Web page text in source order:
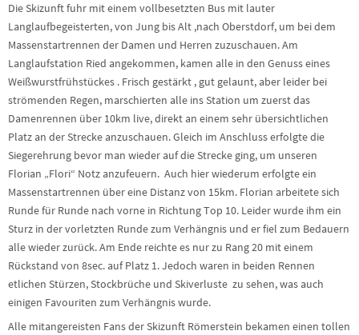
Die Skizunft fuhr mit einem vollbesetzten Bus mit lauter
Langlaufbegeisterten, von Jung bis Alt ,nach Oberstdorf, um bei dem
Massenstartrennen der Damen und Herren zuzuschauen. Am
Langlaufstation Ried angekommen, kamen alle in den Genuss eines
Weißwurstfrühstückes . Frisch gestärkt , gut gelaunt, aber leider bei
strömenden Regen, marschierten alle ins Station um zuerst das
Damenrennen über 10km live, direkt an einem sehr übersichtlichen
Platz an der Strecke anzuschauen. Gleich im Anschluss erfolgte die
Siegerehrung bevor man wieder auf die Strecke ging, um unseren
Florian „Flori“ Notz anzufeuern. Auch hier wiederum erfolgte ein
Massenstartrennen über eine Distanz von 15km. Florian arbeitete sich
Runde für Runde nach vorne in Richtung Top 10. Leider wurde ihm ein
Sturz in der vorletzten Runde zum Verhängnis und er fiel zum Bedauern
alle wieder zurück. Am Ende reichte es nur zu Rang 20 mit einem
Rückstand von 8sec. auf Platz 1. Jedoch waren in beiden Rennen
etlichen Stürzen, Stockbrüche und Skiverluste zu sehen, was auch
einigen Favouriten zum Verhängnis wurde.
Alle mitangereisten Fans der Skizunft Römerstein bekamen einen tollen